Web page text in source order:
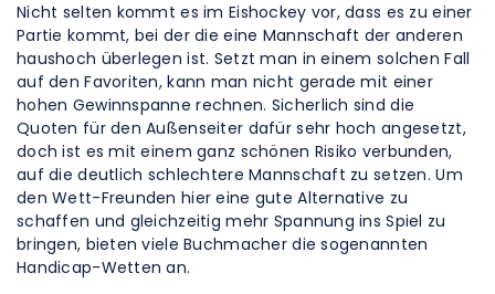
Nicht selten kommt es im Eishockey vor, dass es zu einer
Partie kommt, bei der die eine Mannschaft der anderen
haushoch überlegen ist. Setzt man in einem solchen Fall
auf den Favoriten, kann man nicht gerade mit einer
hohen Gewinnspanne rechnen. Sicherlich sind die
Quoten für den Außenseiter dafür sehr hoch angesetzt,
doch ist es mit einem ganz schönen Risiko verbunden,
auf die deutlich schlechtere Mannschaft zu setzen. Um
den Wett-Freunden hier eine gute Alternative zu
schaffen und gleichzeitig mehr Spannung ins Spiel zu
bringen, bieten viele Buchmacher die sogenannten
Handicap-Wetten an.